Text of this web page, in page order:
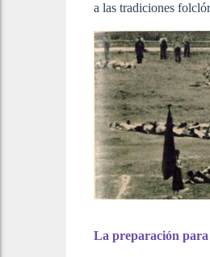
a las tradiciones
La preparación para